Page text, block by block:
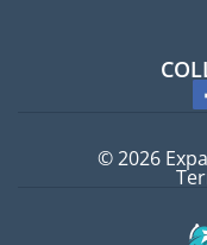
© 2026